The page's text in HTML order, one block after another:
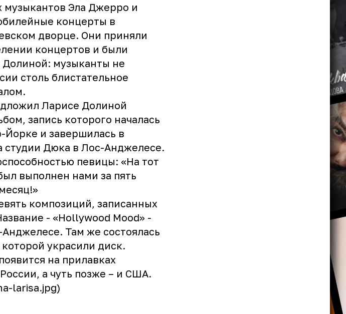
музыкантов Эла Джерро и
концерты в
дворце. Они приняли
концертов и были
музыканты не
столь блистательное
Ларисе Долиной
запись которого началась
Йорке и завершилась в
студии Дюка в Лос-Анджелесе.
певицы: «На тот
выполнен нами за пять
композиций, записанных
- «Hollywood Mood» -
Там же состоялась
украсили диск.
на прилавках
а чуть позже – и США.
larisa.jpg)